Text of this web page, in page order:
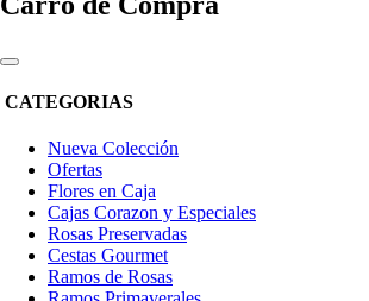
CATEGORIAS
Nueva Colección
Ofertas
Flores en Caja
Cajas Corazon y Especiales
Rosas Preservadas
Cestas Gourmet
Ramos de Rosas